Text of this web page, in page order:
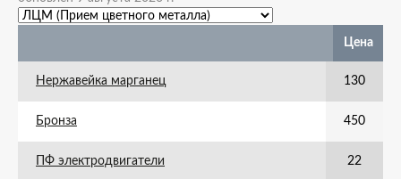
Цена
Нержавейка марганец 130
Бронза 450
ПФ электродвигатели 22